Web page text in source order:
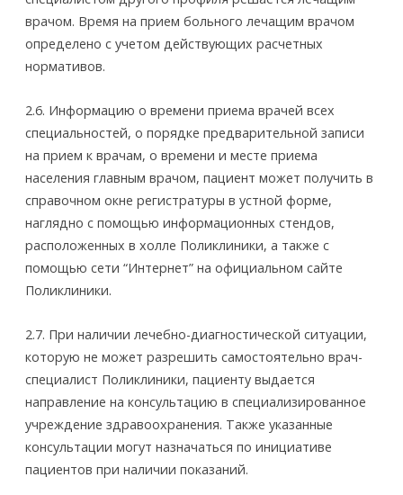
врачом. Время на прием больного лечащим врачом
определено с учетом действующих расчетных
нормативов.
2.6. Информацию о времени приема врачей всех
специальностей, о порядке предварительной записи
на прием к врачам, о времени и месте приема
населения главным врачом, пациент может получить в
справочном окне регистратуры в устной форме,
наглядно с помощью информационных стендов,
расположенных в холле Поликлиники, а также с
помощью сети “Интернет” на официальном сайте
Поликлиники.
2.7. При наличии лечебно­-диагностической ситуации,
которую не может разрешить самостоятельно врач­-
специалист Поликлиники, пациенту выдается
направление на консультацию в специализированное
учреждение здравоохранения. Также указанные
консультации могут назначаться по инициативе
пациентов при наличии показаний.